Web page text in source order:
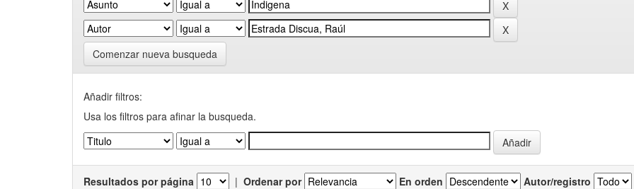
Comenzar nueva busqueda
Añadir filtros:
Usa los filtros para afinar la busqueda.
Resultados por página | Ordenar por En orden Autor/registro